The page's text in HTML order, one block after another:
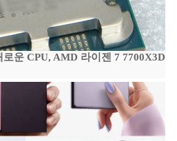
운 CPU, AMD 라이젠 7 7700X3D